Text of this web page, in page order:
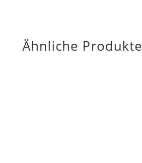
Ähnliche Produkte